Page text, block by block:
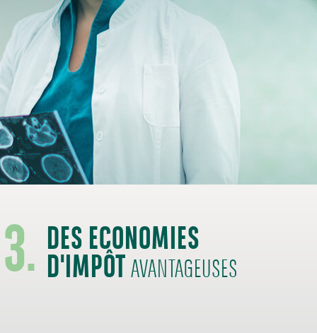
3.DES ECONOMIES
D'IMPÔTAVANTAGEUSES